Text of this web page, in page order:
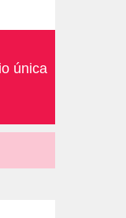
única